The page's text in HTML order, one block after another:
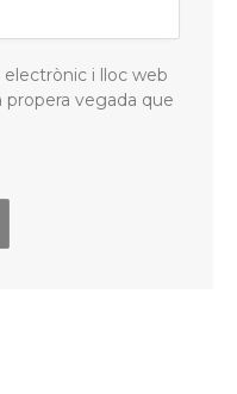
i lloc web
propera vegada que